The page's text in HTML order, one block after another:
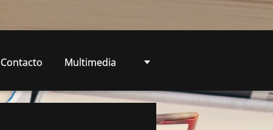
Contacto Multimedia